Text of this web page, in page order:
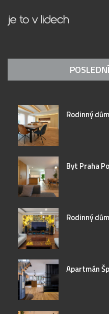
Rodinný
Byt Praha
Rodinný
Apartmán